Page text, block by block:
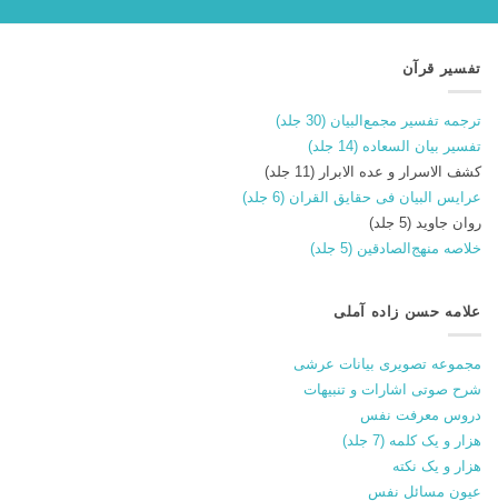
تفسیر قرآن
ترجمه تفسیر مجمع‌البیان (30 جلد)
تفسیر بیان السعاده (14 جلد)
کشف الاسرار و عده الابرار (11 جلد)
عرایس البیان فی حقایق القران (6 جلد)
روان جاوید (5 جلد)
خلاصه منهج‌الصادقین (5 جلد)
علامه حسن زاده آملی
مجموعه تصویری بیانات عرشی
شرح صوتی اشارات و تنبیهات
دروس معرفت نفس
هزار و یک کلمه (7 جلد)
هزار و یک نکته
عیون مسائل نفس